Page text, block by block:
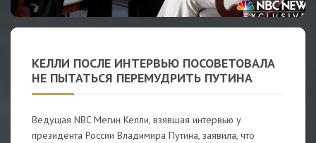
КЕЛЛИ ПОСЛЕ ИНТЕРВЬЮ ПОСОВЕТОВАЛА
НЕ ПЫТАТЬСЯ ПЕРЕМУДРИТЬ ПУТИНА
Ведущая NBC Мегин Келли, взявшая интервью у
президента России Владимира Путина, заявила, что